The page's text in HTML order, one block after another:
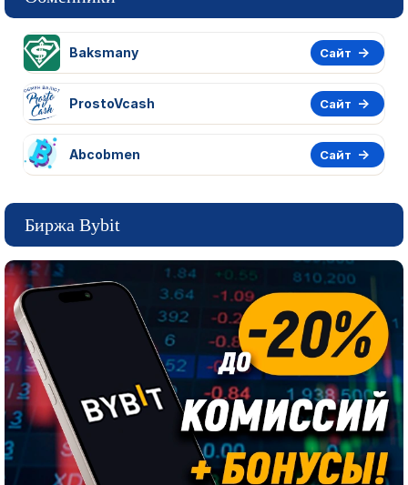
Baksmany Сайт
ProstoVcash Сайт
Abcobmen Сайт
Биржа Bybit